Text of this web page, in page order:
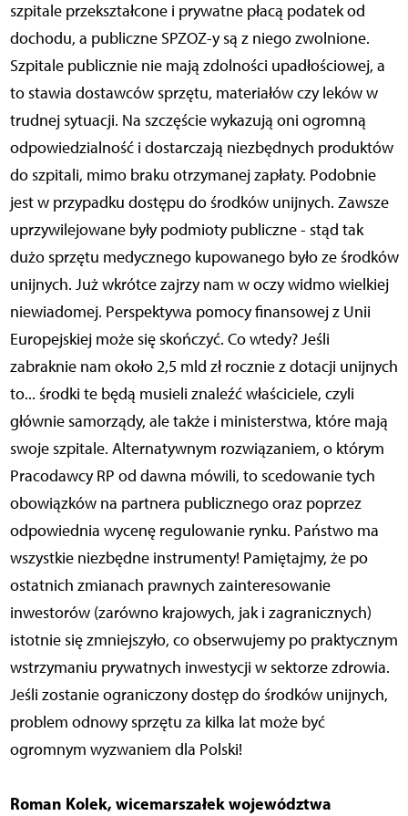
szpitale przekształcone i prywatne płacą podatek od
dochodu, a publiczne SPZOZ-y są z niego zwolnione.
Szpitale publicznie nie mają zdolności upadłościowej, a
to stawia dostawców sprzętu, materiałów czy leków w
trudnej sytuacji. Na szczęście wykazują oni ogromną
odpowiedzialność i dostarczają niezbędnych produktów
do szpitali, mimo braku otrzymanej zapłaty. Podobnie
jest w przypadku dostępu do środków unijnych. Zawsze
uprzywilejowane były podmioty publiczne - stąd tak
dużo sprzętu medycznego kupowanego było ze środków
unijnych. Już wkrótce zajrzy nam w oczy widmo wielkiej
niewiadomej. Perspektywa pomocy finansowej z Unii
Europejskiej może się skończyć. Co wtedy? Jeśli
zabraknie nam około 2,5 mld zł rocznie z dotacji unijnych
to... środki te będą musieli znaleźć właściciele, czyli
głównie samorządy, ale także i ministerstwa, które mają
swoje szpitale. Alternatywnym rozwiązaniem, o którym
Pracodawcy RP od dawna mówili, to scedowanie tych
obowiązków na partnera publicznego oraz poprzez
odpowiednia wycenę regulowanie rynku. Państwo ma
wszystkie niezbędne instrumenty! Pamiętajmy, że po
ostatnich zmianach prawnych zainteresowanie
inwestorów (zarówno krajowych, jak i zagranicznych)
istotnie się zmniejszyło, co obserwujemy po praktycznym
wstrzymaniu prywatnych inwestycji w sektorze zdrowia.
Jeśli zostanie ograniczony dostęp do środków unijnych,
problem odnowy sprzętu za kilka lat może być
ogromnym wyzwaniem dla Polski!
Roman Kolek, wicemarszałek województwa